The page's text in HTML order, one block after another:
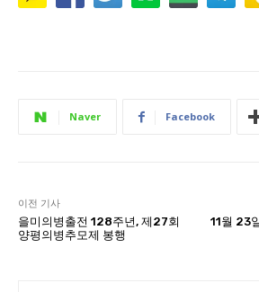
Naver Facebook
이전 기사
을미의병출전 128주년, 제27회
양평의병추모제 봉행
11월 23